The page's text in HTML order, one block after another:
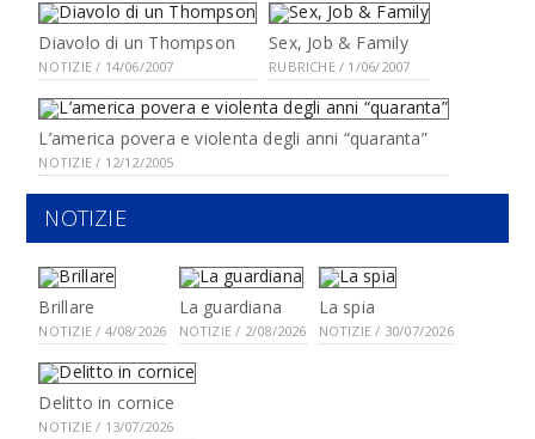
Diavolo di un Thompson
NOTIZIE / 14/06/2007
Sex, Job & Family
RUBRICHE / 1/06/2007
L’america povera e violenta degli anni “quaranta”
NOTIZIE / 12/12/2005
NOTIZIE
Brillare
NOTIZIE / 4/08/2026
La guardiana
NOTIZIE / 2/08/2026
La spia
NOTIZIE / 30/07/2026
Delitto in cornice
NOTIZIE / 13/07/2026